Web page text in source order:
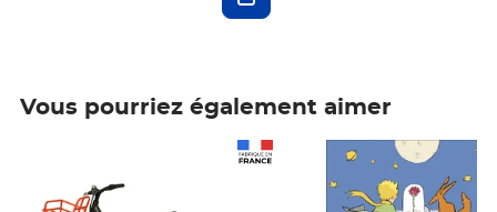
Vous pourriez également aimer
Prix 7,50€